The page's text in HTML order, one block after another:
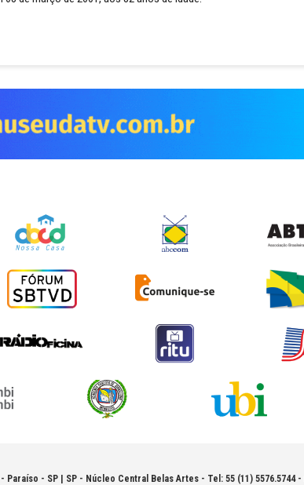
Paraíso - SP | SP - Núcleo Central Belas Artes - Tel: 55 (11) 5576.5744 -